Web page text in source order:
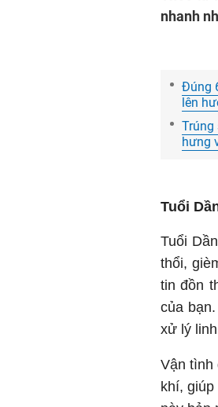
nhanh
Đúng
lên
Trúng
hưng
Tuổi
Tuổi
thổi,
tin đồn
của
xử lý
Vận tình
khí,